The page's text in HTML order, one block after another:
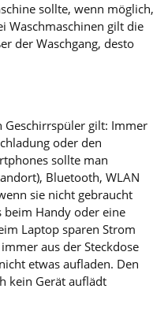
sollte, wenn möglich,
Waschmaschinen gilt die
der Waschgang, desto
Geschirrspüler gilt: Immer
oder den
sollte man
Bluetooth, WLAN
sie nicht gebraucht
Handy oder eine
Laptop sparen Strom
aus der Steckdose
etwas aufladen. Den
kein Gerät auflädt